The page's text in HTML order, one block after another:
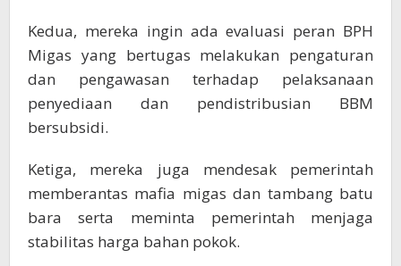
Kedua, mereka ingin ada evaluasi peran BPH
Migas yang bertugas melakukan pengaturan
dan pengawasan terhadap pelaksanaan
penyediaan dan pendistribusian BBM
bersubsidi.
Ketiga, mereka juga mendesak pemerintah
memberantas mafia migas dan tambang batu
bara serta meminta pemerintah menjaga
stabilitas harga bahan pokok.